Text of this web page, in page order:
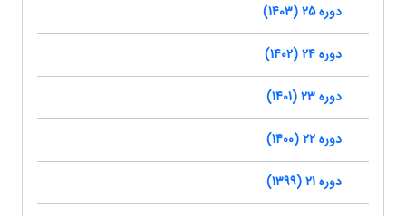
دوره 25 (1403)
دوره 24 (1402)
دوره 23 (1401)
دوره 22 (1400)
دوره 21 (1399)